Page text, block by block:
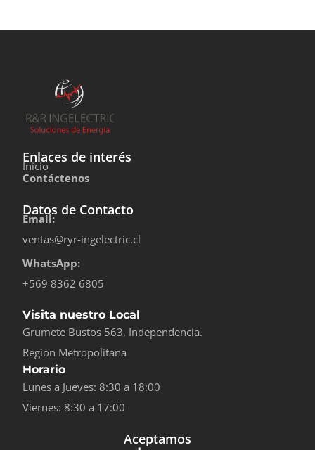
Enlaces de interés
Inicio
Contáctenos
Datos de Contacto
Email:
ventas@ryr-ingelectric.cl
WhatsApp:
+569 8362 6805
Visita nuestro Local
Grumete Bustos 563, Independencia.
Región Metropolitana
Horario
Lunes a Jueves: 8:30 a 18:00
Viernes: 8:30 a 17:00
Aceptamos